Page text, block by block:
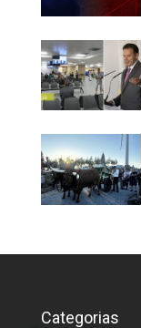
Categorias